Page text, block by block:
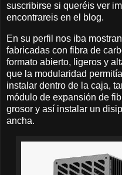
suscribirse si queréis ver
encontrareis en el blog.
En su perfil nos iba
fabricadas con fibra de
formato abierto, ligeros y
que la modularidad
instalar dentro de la caja,
módulo de expansión de
grosor y así instalar un
ancha.